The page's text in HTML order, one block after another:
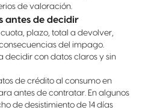
de valoración.
antes de decidir
plazo, total a devolver,
del impago.
decidir con datos claros y sin
de crédito al consumo en
antes de contratar. En algunos
de desistimiento de 14 días